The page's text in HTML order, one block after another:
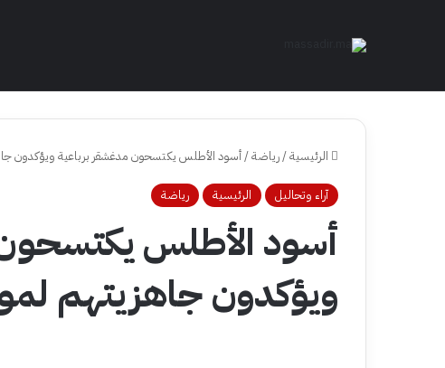
الرئيسية/رياضة/أسود الأطلس يكتسحون مدغشقر برباعية ويؤكدون
آراء وتحاليل الرئيسية رياضة
أسود الأطلس
ويؤكدون جاهزيتهم